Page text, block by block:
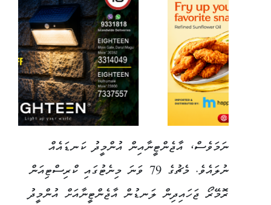
ނަމަވެސް، އާޖެންޓީނާއިން އުންމީދު ކަނޑައެއް
ނުލައެވެ. މެޗުގެ 79 ވަނަ މިނެޓުގައި ކްރިސްޓިއަން
ރޮމޭރޯ ޖަހައިދިން ލަނޑުން އާޖެންޓީނާއަށް އުންމީދު